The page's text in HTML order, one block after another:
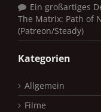
Ein großartiges
The Matrix: Path of
(Patreon/Steady)
Kategorien
Allgemein
Filme